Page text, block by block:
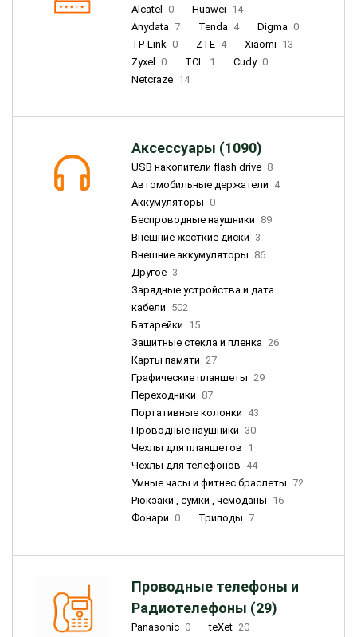
Alcatel 0 Huawei 14
Anydata 7 Tenda 4 Digma 0
TP-Link 0 ZTE 4 Xiaomi 13
Zyxel
0 TCL 1 Cudy 0
Netcraze 14
Аксессуары (1090)
USB накопители flash drive 8
Автомобильные держатели 4
Аккумуляторы 0
Беспроводные наушники 89
Внешние жесткие диски 3
Внешние аккумуляторы 86
Другое 3
Зарядные устройства и дата
кабели 502
Батарейки 15
Защитные стекла и пленка 26
Карты памяти 27
Графические планшеты 29
Переходники 87
Портативные колонки 43
Проводные наушники 30
Чехлы для планшетов 1
Чехлы для телефонов 44
Умные часы и фитнес браслеты 72
Рюкзаки , сумки , чемоданы 16
Фонари 0 Триподы 7
Проводные телефоны и
Радиотелефоны (29)
Panasonic 0 teXet 20